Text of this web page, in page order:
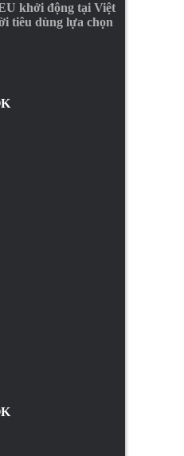
khởi động tại Việt
tiêu dùng lựa chọn